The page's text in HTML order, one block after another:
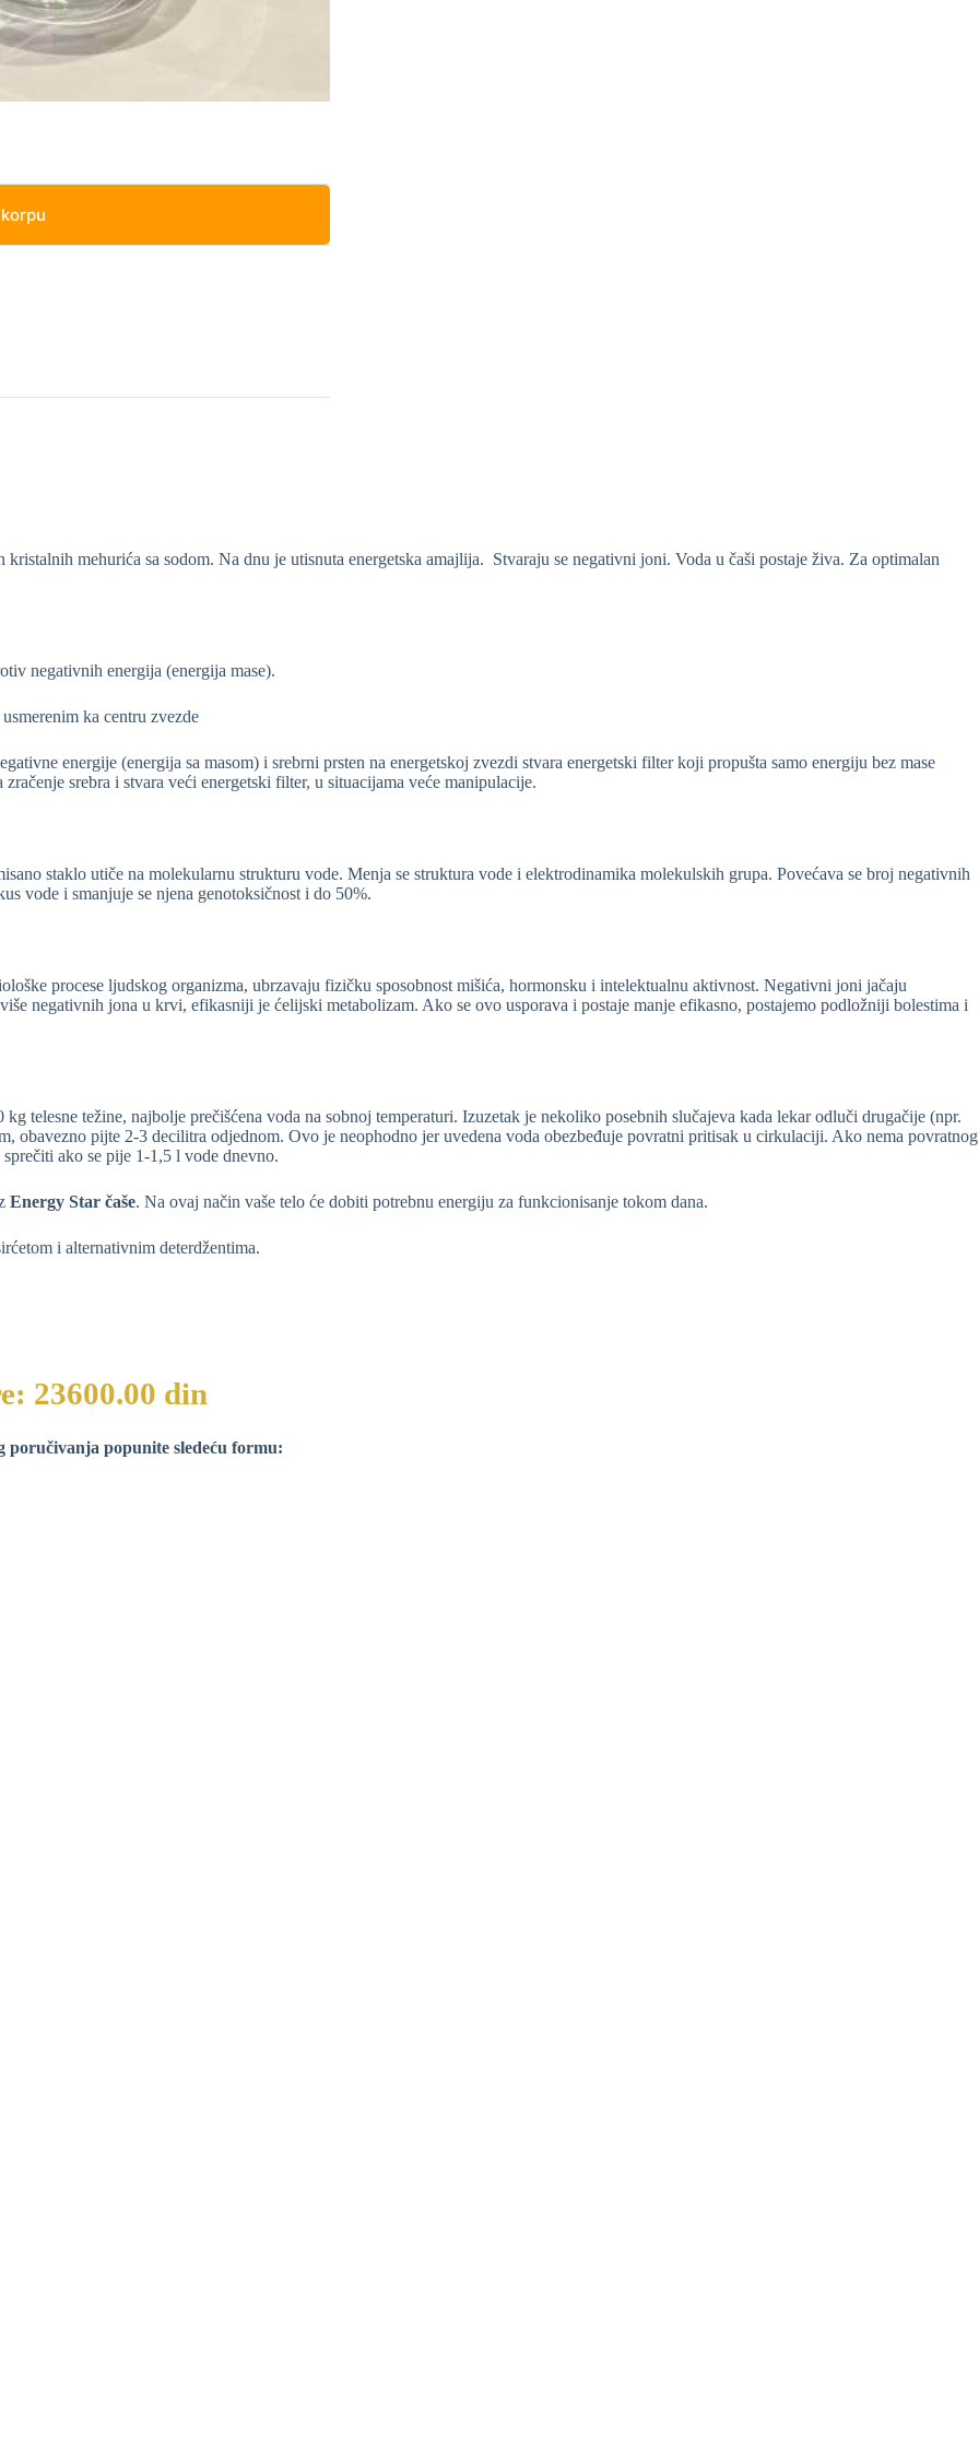
mehurića sa sodom. Na dnu je utisnuta energetska amajlija. Stvaraju se negativni joni. Voda u čaši postaje živa. Za optimalan
negativnih energija (energija mase).
ka centru zvezde
energije (energija sa masom) i srebrni prsten na energetskoj zvezdi stvara energetski filter koji propušta samo energiju bez mase
srebra i stvara veći energetski filter, u situacijama veće manipulacije.
staklo utiče na molekularnu strukturu vode. Menja se struktura vode i elektrodinamika molekulskih grupa. Povećava se broj negativnih
vode i smanjuje se njena genotoksičnost i do 50%.
procese ljudskog organizma, ubrzavaju fizičku sposobnost mišića, hormonsku i intelektualnu aktivnost. Negativni joni jačaju
negativnih jona u krvi, efikasniji je ćelijski metabolizam. Ako se ovo usporava i postaje manje efikasno, postajemo podložniji bolestima i
telesne težine, najbolje prečišćena voda na sobnoj temperaturi. Izuzetak je nekoliko posebnih slučajeva kada lekar odluči drugačije (npr.
obavezno pijte 2-3 decilitra odjednom. Ovo je neophodno jer uvedena voda obezbeđuje povratni pritisak u cirkulaciji. Ako nema povratnog
ako se pije 1-1,5 l vode dnevno.
Energy Star čaše. Na ovaj način vaše telo će dobiti potrebnu energiju za funkcionisanje tokom dana.
i alternativnim deterdžentima.
23600.00 din
poručivanja popunite sledeću formu: